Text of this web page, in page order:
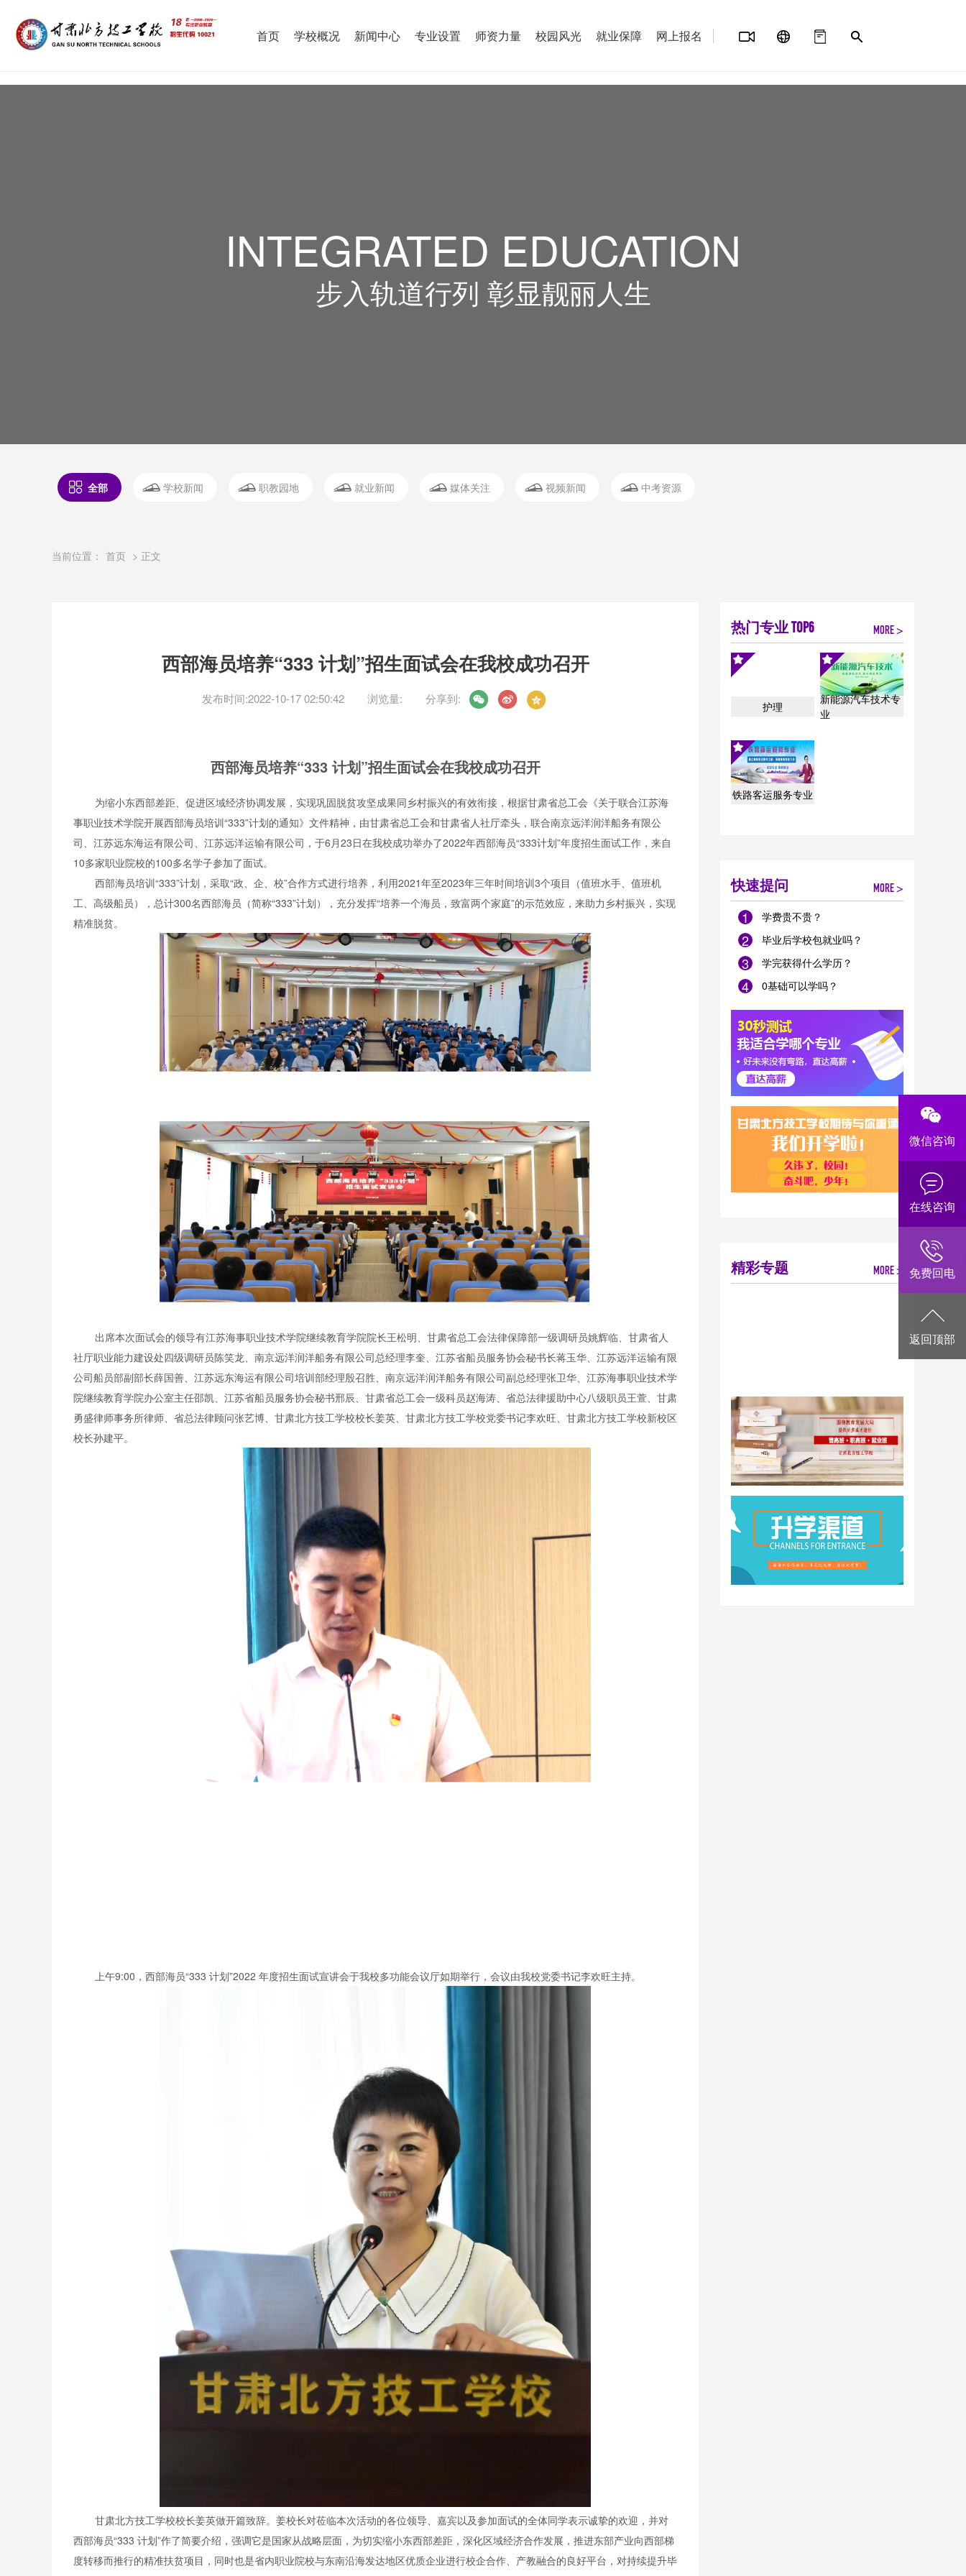
首页 学校概况 新闻中心 专业设置 师资力量 校园风光 就业保障 网上报名
INTEGRATED EDUCATION
步入轨道行列 彰显靓丽人生
全部 学校新闻 职教园地 就业新闻 媒体关注 视频新闻 中考资源
当前位置： 首页 > 正文
西部海员培养“333 计划”招生面试会在我校成功召开
发布时间:2022-10-17 02:50:42 浏览量: 分享到:
西部海员培养“333 计划”招生面试会在我校成功召开
为缩小东西部差距、促进区域经济协调发展，实现巩固脱贫攻坚成果同乡村振兴的有效衔接，根据甘肃省总工会《关于联合江苏海
事职业技术学院开展西部海员培训“333”计划的通知》文件精神，由甘肃省总工会和甘肃省人社厅牵头，联合南京远洋润洋船务有限公
司、江苏远东海运有限公司、江苏远洋运输有限公司，于6月23日在我校成功举办了2022年西部海员“333计划”年度招生面试工作，来自
10多家职业院校的100多名学子参加了面试。
西部海员培训“333”计划，采取“政、企、校”合作方式进行培养，利用2021年至2023年三年时间培训3个项目（值班水手、值班机
工、高级船员），总计300名西部海员（简称“333”计划），充分发挥“培养一个海员，致富两个家庭”的示范效应，来助力乡村振兴，实现
精准脱贫。
出席本次面试会的领导有江苏海事职业技术学院继续教育学院院长王松明、甘肃省总工会法律保障部一级调研员姚辉临、甘肃省人
社厅职业能力建设处四级调研员陈笑龙、南京远洋润洋船务有限公司总经理李奎、江苏省船员服务协会秘书长蒋玉华、江苏远洋运输有限
公司船员部副部长薛国善、江苏远东海运有限公司培训部经理殷召胜、南京远洋润洋船务有限公司副总经理张卫华、江苏海事职业技术学
院继续教育学院办公室主任邵凯、江苏省船员服务协会秘书邢辰、甘肃省总工会一级科员赵海涛、省总法律援助中心八级职员王萱、甘肃
勇盛律师事务所律师、省总法律顾问张艺博、甘肃北方技工学校校长姜英、甘肃北方技工学校党委书记李欢旺、甘肃北方技工学校新校区
校长孙建平。
上午9:00，西部海员“333 计划”2022 年度招生面试宣讲会于我校多功能会议厅如期举行，会议由我校党委书记李欢旺主持。
甘肃北方技工学校校长姜英做开篇致辞。姜校长对莅临本次活动的各位领导、嘉宾以及参加面试的全体同学表示诚挚的欢迎，并对
西部海员“333 计划”作了简要介绍，强调它是国家从战略层面，为切实缩小东西部差距，深化区域经济合作发展，推进东部产业向西部梯
度转移而推行的精准扶贫项目，同时也是省内职业院校与东南沿海发达地区优质企业进行校企合作、产教融合的良好平台，对持续提升毕
热门专业 TOP6 MORE >
护理
新能源汽车技术专
业
铁路客运服务专业
快速提问 MORE >
1 学费贵不贵？
2 毕业后学校包就业吗？
3 学完获得什么学历？
4 0基础可以学吗？
精彩专题 MORE >
微信咨询
在线咨询
免费回电
返回顶部